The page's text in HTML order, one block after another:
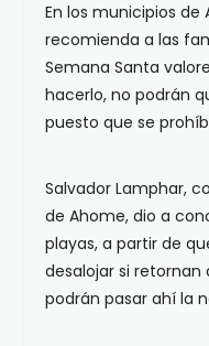
En los municipios de
recomienda a las
Semana Santa
hacerlo, no podrán
puesto que se
Salvador Lamphar,
de Ahome, dio a
playas, a partir de
desalojar si retornan
podrán pasar ahí la